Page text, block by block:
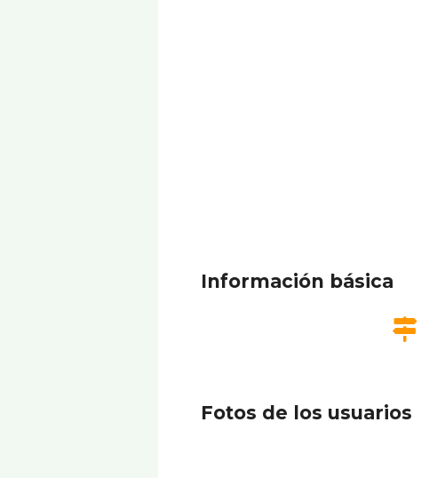
Información básica
Fotos de los usuarios